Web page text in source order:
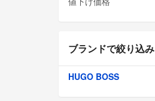
ブランドで絞り込み
HUGO BOSS